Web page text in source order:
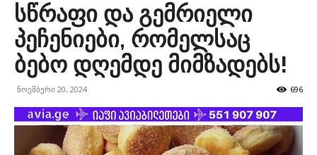
სწრაფი და გემრიელი
პეჩენიები, რომელსაც
ბებო დღემდე მიმზადებს!
ნოემბერი 20, 2024 696